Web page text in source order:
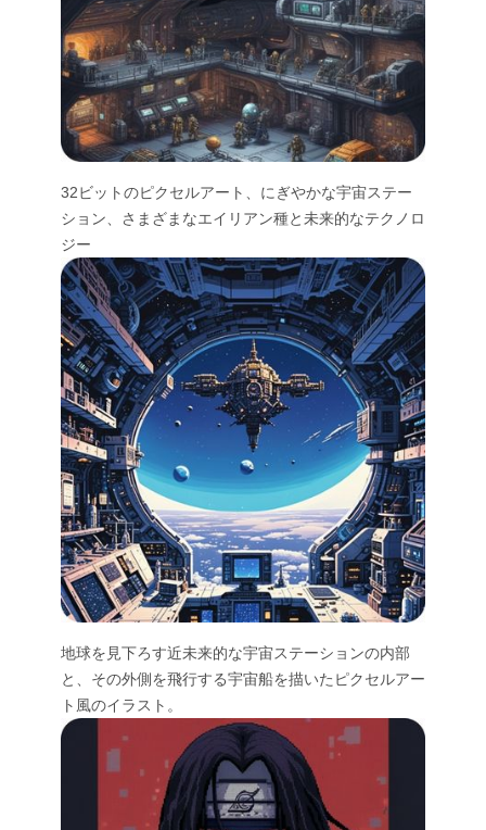
32ビットのピクセルアート、にぎやかな宇宙ステー
ション、さまざまなエイリアン種と未来的なテクノロ
ジー
地球を見下ろす近未来的な宇宙ステーションの内部
と、その外側を飛行する宇宙船を描いたピクセルアー
ト風のイラスト。